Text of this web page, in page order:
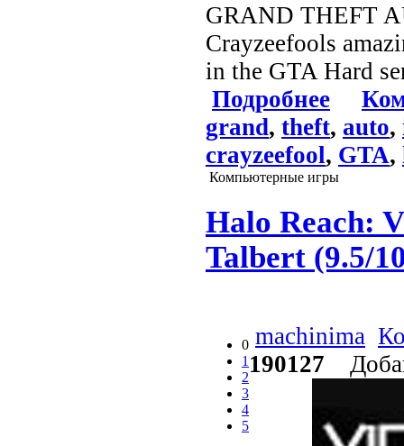
GRAND THEFT
Crayzeefools
in the GTA Hard
Подробнее
grand, theft, auto,
crayzeefool, GTA,
Компьютерные игры
Halo Reach:
Talbert (9.5/
0
1
2
3
4
5
machinima
190127